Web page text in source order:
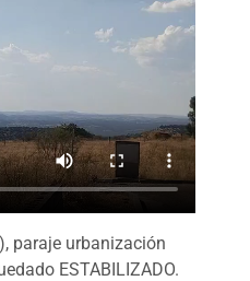
), paraje urbanización
ESTABILIZADO.